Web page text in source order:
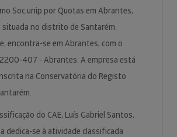
Soc.unip.por Quotas em Abrantes,
situada no distrito de Santarém.
encontra-se em Abrantes, com o
407 - Abrantes. A empresa está
na Conservatória do Registo
do CAE, Luís Gabriel Santos,
dedica-se à atividade classificada